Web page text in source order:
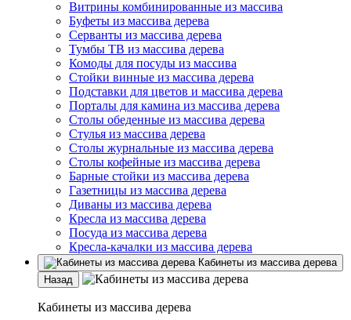
Витрины комбинированные из массива
Буфеты из массива дерева
Серванты из массива дерева
Тумбы ТВ из массива дерева
Комоды для посуды из массива
Стойки винные из массива дерева
Подставки для цветов и массива дерева
Порталы для камина из массива дерева
Столы обеденные из массива дерева
Стулья из массива дерева
Столы журнальные из массива дерева
Столы кофейные из массива дерева
Барные стойки из массива дерева
Газетницы из массива дерева
Диваны из массива дерева
Кресла из массива дерева
Посуда из массива дерева
Кресла-качалки из массива дерева
Кабинеты из массива дерева
Назад
Кабинеты из массива дерева